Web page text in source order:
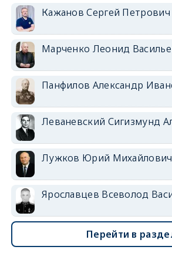
Кажанов Сергей Петрович
Марченко Леонид
Панфилов Александр
Леваневский Сигизмунд
Лужков Юрий Михайлович
Ярославцев Всеволод
Перейти в